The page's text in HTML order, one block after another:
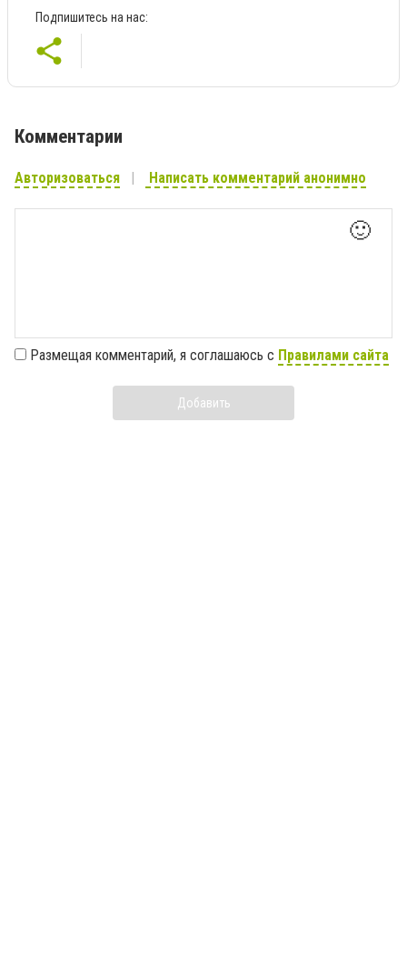
Подпишитесь на нас:
Комментарии
Авторизоваться Написать комментарий анонимно
🙂
Размещая комментарий, я соглашаюсь с Правилами сайта
Добавить